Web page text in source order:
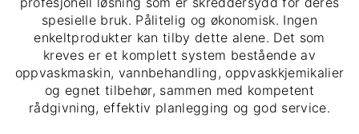
spesielle bruk. Pålitelig og økonomisk. Ingen
enkeltprodukter kan tilby dette alene. Det som
kreves er et komplett system bestående av
oppvaskmaskin, vannbehandling, oppvaskkjemikalier
og egnet tilbehør, sammen med kompetent
rådgivning, effektiv planlegging og god service.